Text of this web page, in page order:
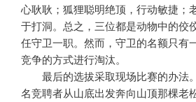
心耿耿；狐狸聪明绝顶，行动敏捷；
于打洞。总之，三位都是动物中的佼
任守卫一职。然而，守卫的名额只有
竞争的方式进行淘汰。
最后的选拔采取现场比赛的办法
名竞聘者从山底出发奔向山顶那棵老